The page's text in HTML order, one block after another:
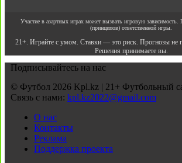
Участие в азартных играх может вызвать игровую зависимость.
(принципов) ответственной игры.
21+. Играйте с умом. Ставки — это риск. Прогнозы не
Решения принимаете вы.
Подписывайтесь на нас
© Футбол 2026 Kpl.kz | 21+ Футбольный
Связь с нами: kpl.kz2022@gmail.com
О нас
Контакты
Реклама
Поддержка проекта